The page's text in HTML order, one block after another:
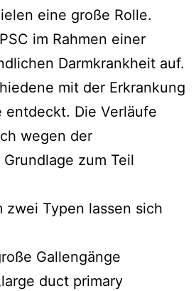
eine große Rolle.
im Rahmen einer
Darmkrankheit auf.
mit der Erkrankung
entdeckt. Die Verläufe
wegen der
zum Teil
zwei Typen lassen sich
Gallengänge
duct primary